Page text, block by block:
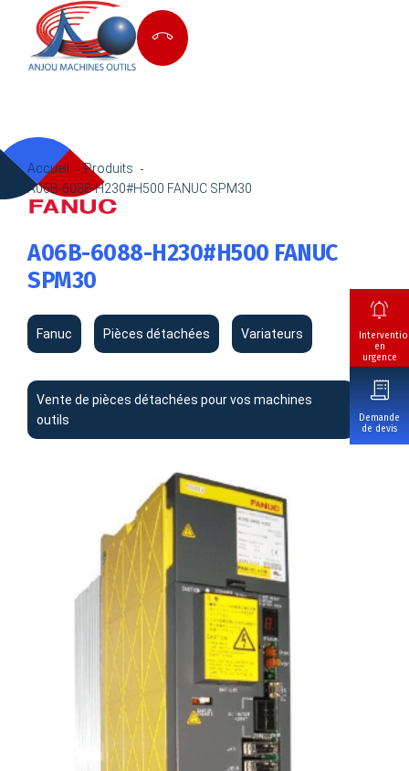
en
urgence
Demande
de devis
Accueil
Produits
A06B-6088-H230#H500 FANUC SPM30
A06B-6088-H230#H500 FANUC
SPM30
Fanuc Pièces détachées Variateurs
Vente de pièces détachées pour vos machines
outils